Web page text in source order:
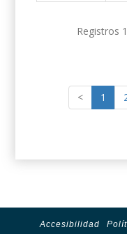
Registros
< 1
Accesibilidad